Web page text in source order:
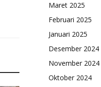
Maret 2025
Februari 2025
Januari 2025
Desember 2024
November 2024
Oktober 2024